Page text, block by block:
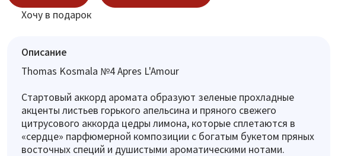
Хочу в подарок
Описание
Thomas Kosmala №4 Apres L'Amour
Стартовый аккорд аромата образуют зеленые прохладные
акценты листьев горького апельсина и пряного свежего
цитрусового аккорда цедры лимона, которые сплетаются в
«сердце» парфюмерной композиции с богатым букетом пряных
восточных специй и душистыми ароматическими нотами.